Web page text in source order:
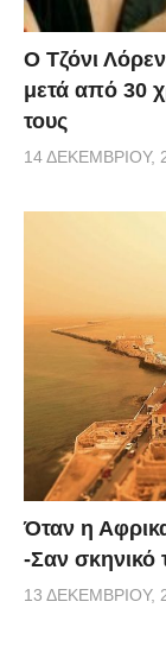
Ο Τζόνι
μετά από 30
τους
14 ΔΕΚΕΜΒΡΊΟΥ,
Όταν η
-Σαν σκηνικό
13 ΔΕΚΕΜΒΡΊΟΥ,